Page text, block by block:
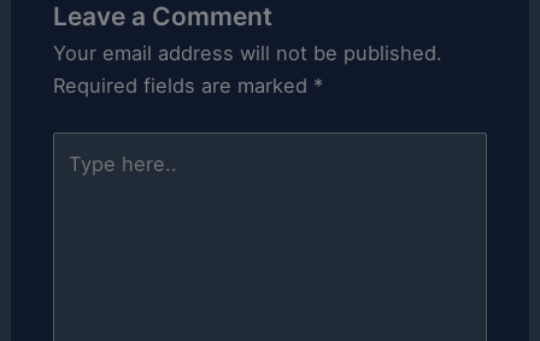
Leave a Comment
Your email address will not be published.
Required fields are marked *
here..